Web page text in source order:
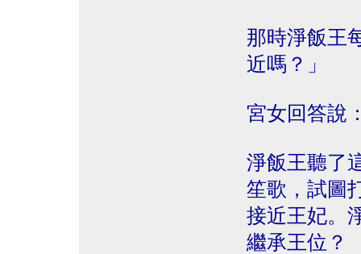
那時淨飯王
近嗎？」
宮女回答說
淨飯王聽了
笙歌，試圖
接近王妃。
繼承王位？